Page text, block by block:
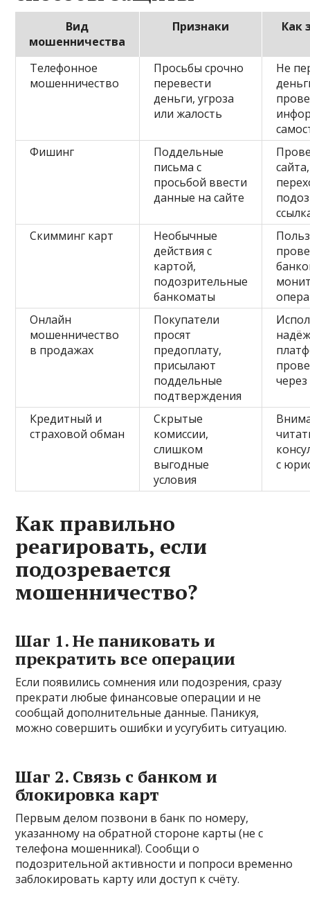
Вид
мошенничества
Признаки Как
Телефонное
мошенничество
Просьбы срочно
перевести
деньги, угроза
или жалость
Не
Фишинг
Поддельные
письма с
просьбой ввести
данные на сайте
Скимминг карт
Необычные
действия с
картой,
подозрительные
банкоматы
Онлайн
мошенничество
в продажах
Покупатели
просят
предоплату,
присылают
поддельные
подтверждения
Кредитный и
страховой обман
Скрытые
комиссии,
слишком
выгодные
условия
с
Как правильно
реагировать, если
подозревается
мошенничество?
Шаг 1. Не паниковать и
прекратить все операции
Если появились сомнения или подозрения, сразу
прекрати любые финансовые операции и не
сообщай дополнительные данные. Паникуя,
можно совершить ошибки и усугубить ситуацию.
Шаг 2. Связь с банком и
блокировка карт
Первым делом позвони в банк по номеру,
указанному на обратной стороне карты (не с
телефона мошенника!). Сообщи о
подозрительной активности и попроси временно
заблокировать карту или доступ к счёту.